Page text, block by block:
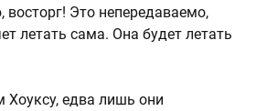
восторг! Это непередаваемо,
летать сама. Она будет летать
Хоуксу, едва лишь они